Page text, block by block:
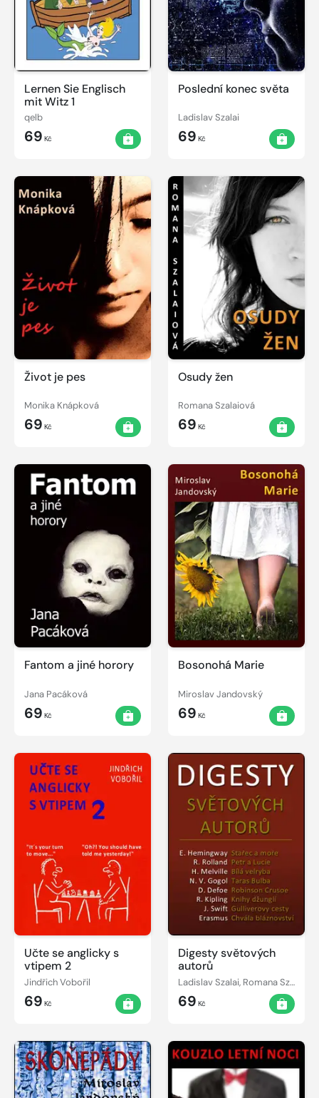
Lernen Sie Englisch
mit Witz 1
qelb
69 Kč
Poslední konec světa
Ladislav Szalai
69 Kč
Život je pes
Monika Knápková
69 Kč
Osudy žen
Romana Szalaiová
69 Kč
Fantom a jiné horory
Jana Pacáková
69 Kč
Bosonohá Marie
Miroslav Jandovský
69 Kč
Učte se anglicky s
vtipem 2
Jindřich Vobořil
69 Kč
Digesty světových
autorů
Ladislav Szalai, Romana Szalaiová
69 Kč